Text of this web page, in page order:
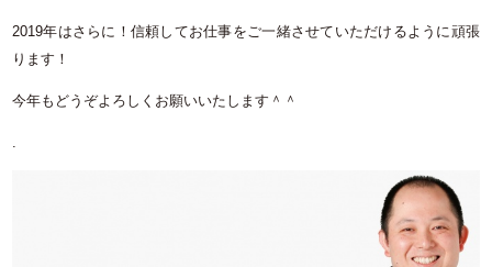
2019年はさらに！信頼してお仕事をご一緒させていただけるように頑張
ります！
今年もどうぞよろしくお願いいたします＾＾